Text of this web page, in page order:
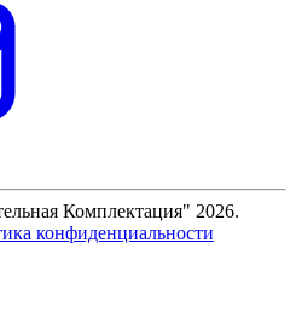
Комплектация" 2026.
конфиденциальности